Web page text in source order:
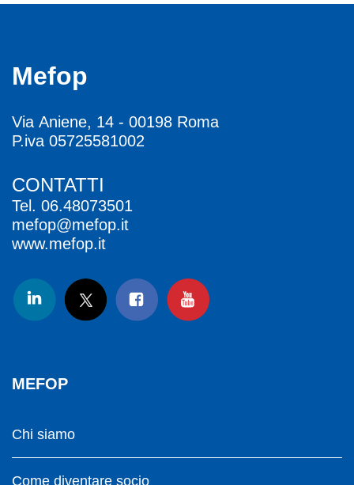
Mefop
Via Aniene, 14 - 00198 Roma
P.iva 05725581002
CONTATTI
Tel. 06.48073501
mefop@mefop.it
www.mefop.it
MEFOP
Chi siamo
Come diventare socio